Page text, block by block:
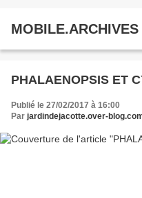
MOBILE.ARCHIVES
PHALAENOPSIS ET
Publié le 27/02/2017 à 16:00
Par jardindejacotte.over-